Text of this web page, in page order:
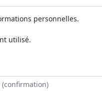
personnelles.
utilisé.